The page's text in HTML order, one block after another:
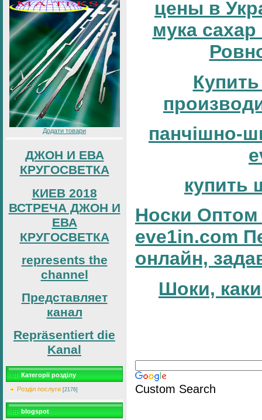
Додати товари
ДЖОН И ЕВА
КРУГОСВЕТКА
КИЕВ 2018
ВСТРЕЧА ДЖОН И
ЕВА
КРУГОСВЕТКА
represents the
channel
Представляет
канал
Repräsentiert die
Kanal
Категорії розділу
Розділ послуги [2176]
blogspot
цены в
мука
панчішно-
купить
Носки Оптом
eve1in.com
онлайн,
Шоки,
Custom Search